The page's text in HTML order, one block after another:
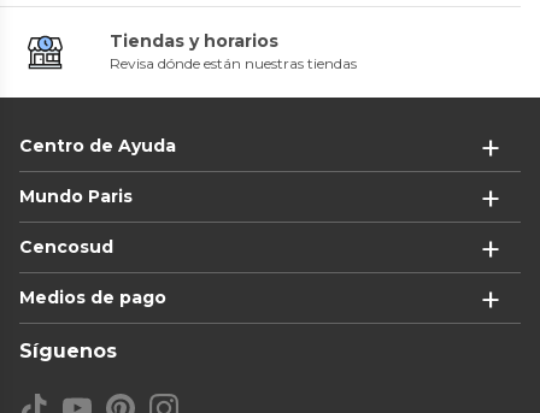
Tiendas y horarios
Revisa dónde están nuestras tiendas
Centro de Ayuda
Mundo Paris
Cencosud
Medios de pago
Síguenos